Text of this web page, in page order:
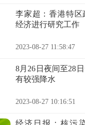
李家超：香港特区
经济进行研究工作
2023-08-27 11:58:47
8月26日夜间至28
有较强降水
2023-08-27 10:16:51
经济日报：核污